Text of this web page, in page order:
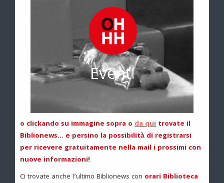
o clickando su immagine sopra o da qui trovate il
Biblionews… e persino la possibilità di registrarsi
per ricevere gratuitamente nella mail i prossimi con
nuove informazioni!
Ci trovate anche l’ultimo Biblionews con orari Biblioteca